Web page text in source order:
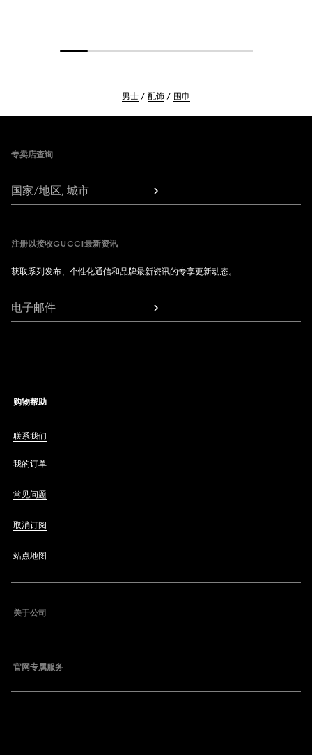
男士 配饰 围巾
专卖店查询
国家/地区, 城市
注册以接收GUCCI最新资讯
获取系列发布、个性化通信和品牌最新资讯的专享更新动态。
电子邮件
购物帮助
联系我们
我的订单
常见问题
取消订阅
站点地图
关于公司
官网专属服务